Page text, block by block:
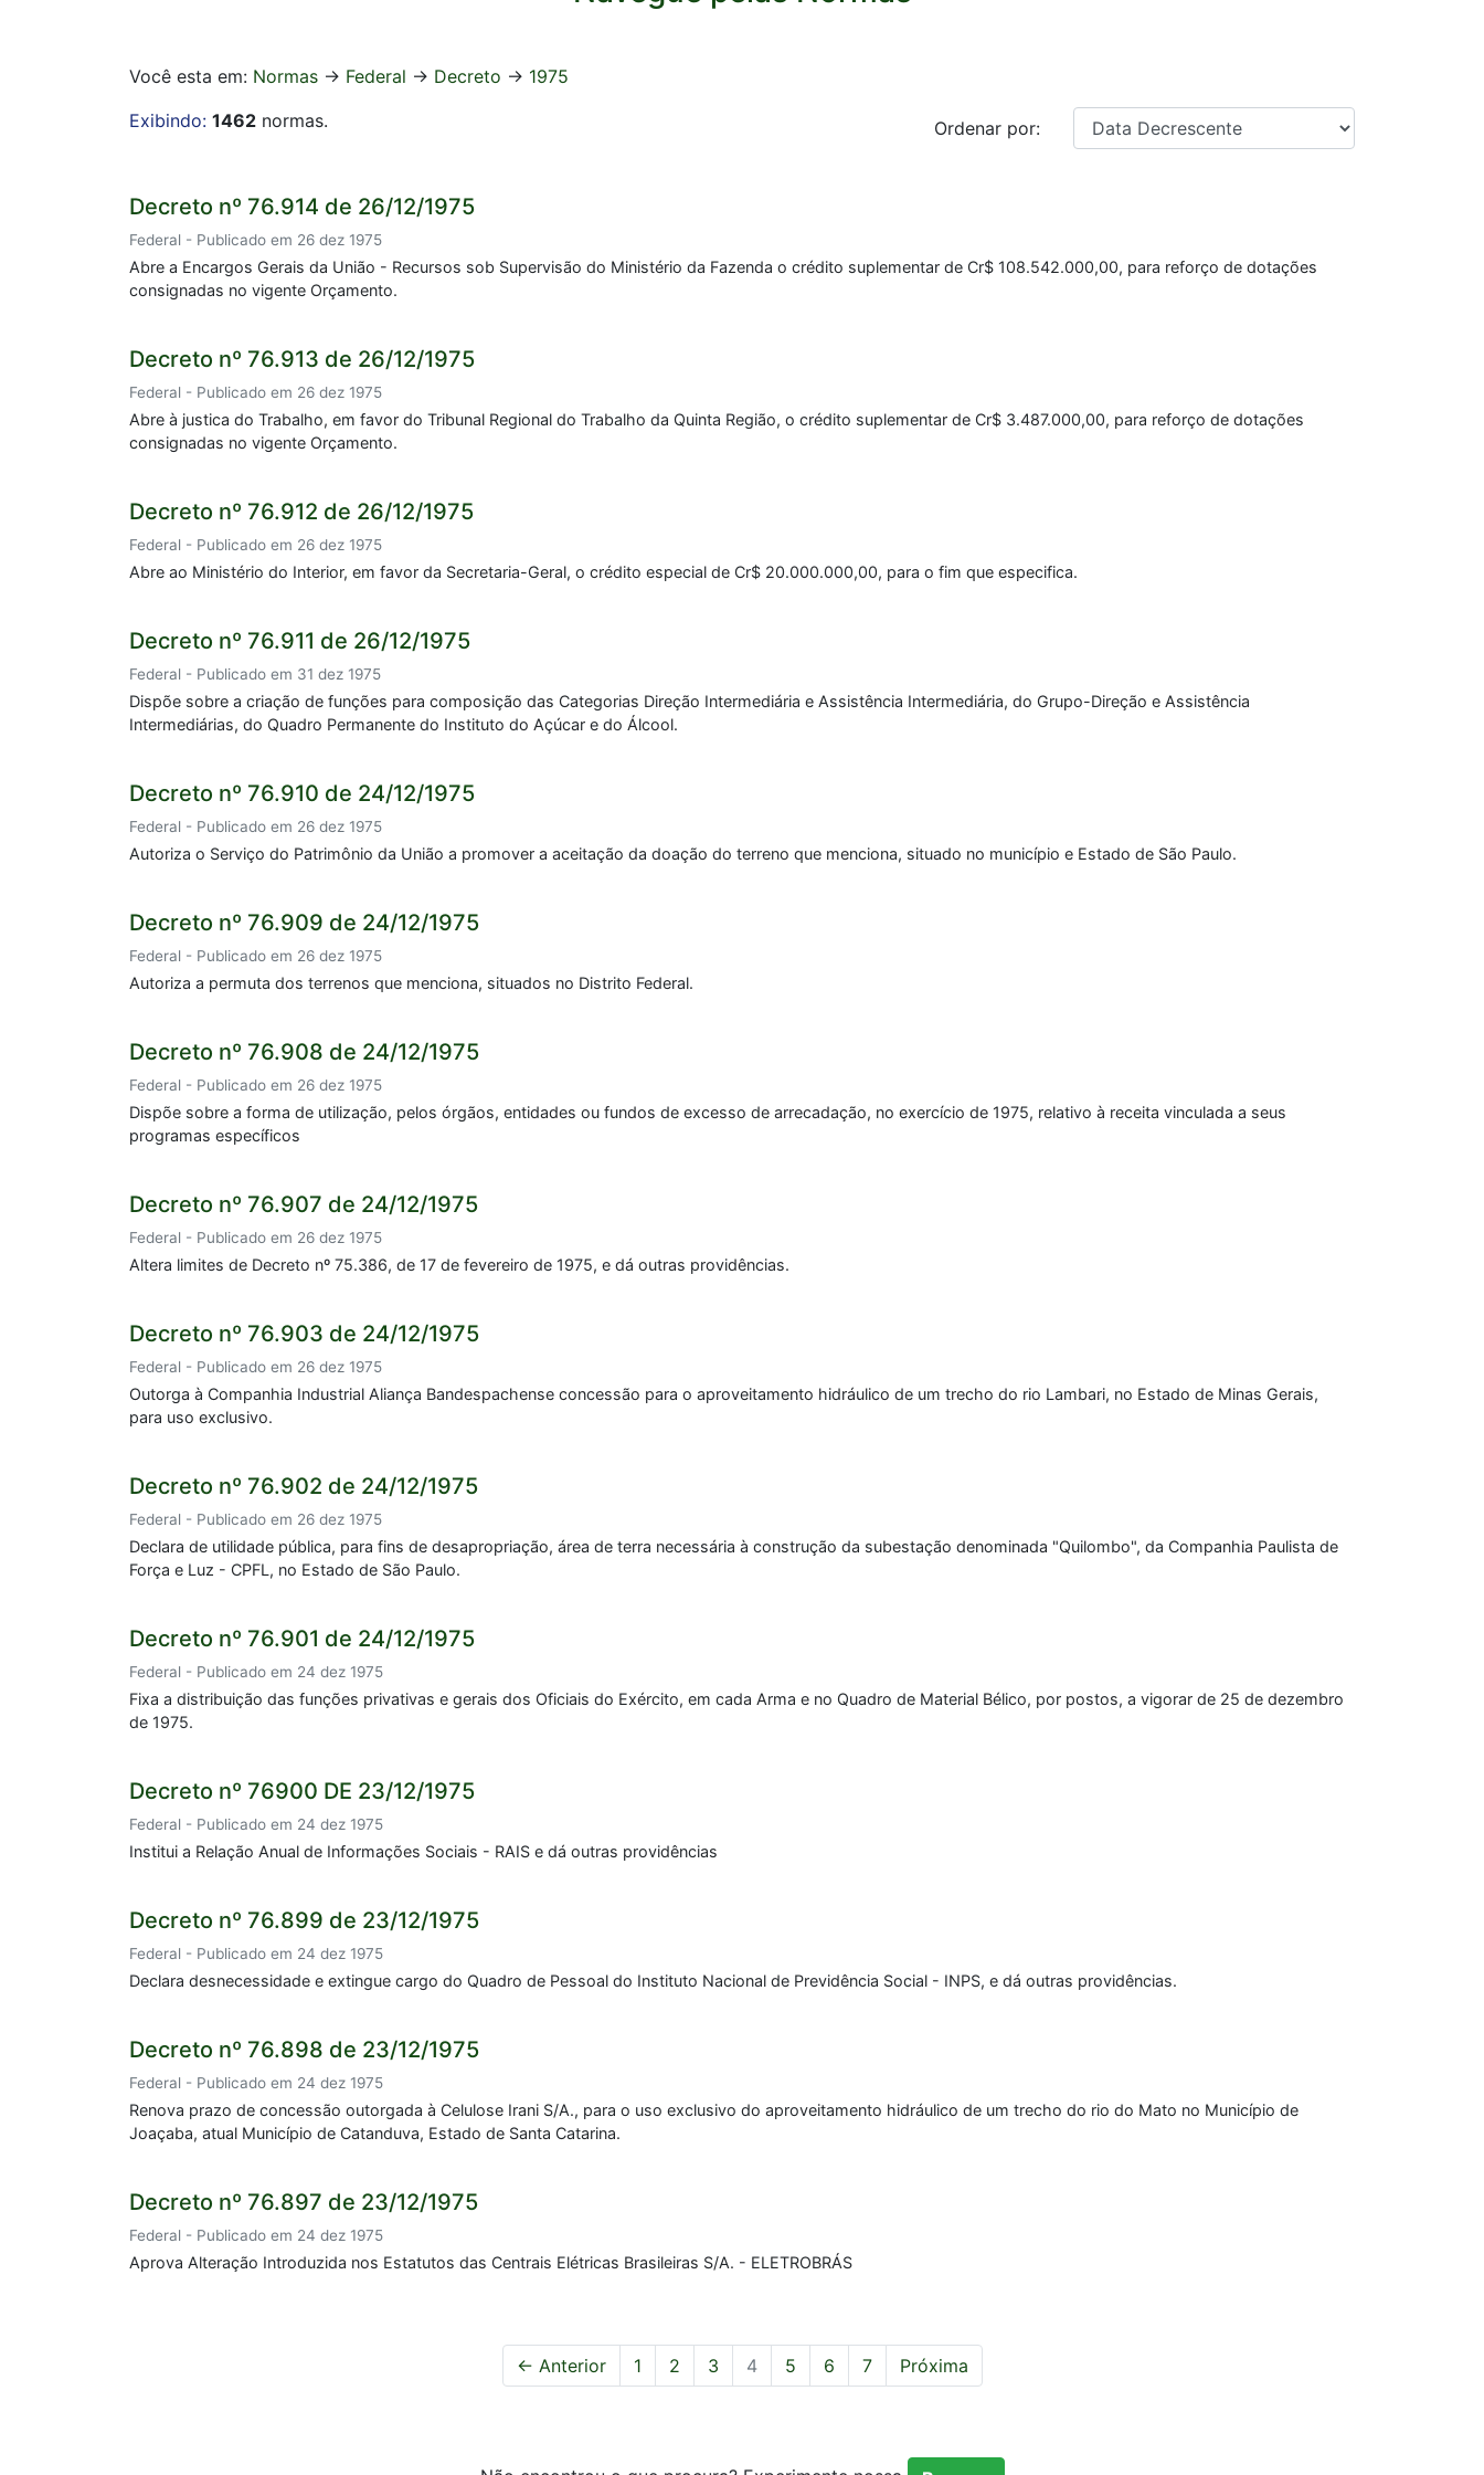
Você esta em: Normas -> Federal -> Decreto -> 1975
Exibindo: 1462 normas. Ordenar por:
Decreto nº 76.914 de 26/12/1975
Federal - Publicado em 26 dez 1975
Abre a Encargos Gerais da União - Recursos sob Supervisão do Ministério da Fazenda o crédito suplementar de Cr$ 108.542.000,00, para reforço de dotações
consignadas no vigente Orçamento.
Decreto nº 76.913 de 26/12/1975
Federal - Publicado em 26 dez 1975
Abre à justica do Trabalho, em favor do Tribunal Regional do Trabalho da Quinta Região, o crédito suplementar de Cr$ 3.487.000,00, para reforço de dotações
consignadas no vigente Orçamento.
Decreto nº 76.912 de 26/12/1975
Federal - Publicado em 26 dez 1975
Abre ao Ministério do Interior, em favor da Secretaria-Geral, o crédito especial de Cr$ 20.000.000,00, para o fim que especifica.
Decreto nº 76.911 de 26/12/1975
Federal - Publicado em 31 dez 1975
Dispõe sobre a criação de funções para composição das Categorias Direção Intermediária e Assistência Intermediária, do Grupo-Direção e Assistência
Intermediárias, do Quadro Permanente do Instituto do Açúcar e do Álcool.
Decreto nº 76.910 de 24/12/1975
Federal - Publicado em 26 dez 1975
Autoriza o Serviço do Patrimônio da União a promover a aceitação da doação do terreno que menciona, situado no município e Estado de São Paulo.
Decreto nº 76.909 de 24/12/1975
Federal - Publicado em 26 dez 1975
Autoriza a permuta dos terrenos que menciona, situados no Distrito Federal.
Decreto nº 76.908 de 24/12/1975
Federal - Publicado em 26 dez 1975
Dispõe sobre a forma de utilização, pelos órgãos, entidades ou fundos de excesso de arrecadação, no exercício de 1975, relativo à receita vinculada a seus
programas específicos
Decreto nº 76.907 de 24/12/1975
Federal - Publicado em 26 dez 1975
Altera limites de Decreto nº 75.386, de 17 de fevereiro de 1975, e dá outras providências.
Decreto nº 76.903 de 24/12/1975
Federal - Publicado em 26 dez 1975
Outorga à Companhia Industrial Aliança Bandespachense concessão para o aproveitamento hidráulico de um trecho do rio Lambari, no Estado de Minas Gerais,
para uso exclusivo.
Decreto nº 76.902 de 24/12/1975
Federal - Publicado em 26 dez 1975
Declara de utilidade pública, para fins de desapropriação, área de terra necessária à construção da subestação denominada "Quilombo", da Companhia Paulista de
Força e Luz - CPFL, no Estado de São Paulo.
Decreto nº 76.901 de 24/12/1975
Federal - Publicado em 24 dez 1975
Fixa a distribuição das funções privativas e gerais dos Oficiais do Exército, em cada Arma e no Quadro de Material Bélico, por postos, a vigorar de 25 de dezembro
de 1975.
Decreto nº 76900 DE 23/12/1975
Federal - Publicado em 24 dez 1975
Institui a Relação Anual de Informações Sociais - RAIS e dá outras providências
Decreto nº 76.899 de 23/12/1975
Federal - Publicado em 24 dez 1975
Declara desnecessidade e extingue cargo do Quadro de Pessoal do Instituto Nacional de Previdência Social - INPS, e dá outras providências.
Decreto nº 76.898 de 23/12/1975
Federal - Publicado em 24 dez 1975
Renova prazo de concessão outorgada à Celulose Irani S/A., para o uso exclusivo do aproveitamento hidráulico de um trecho do rio do Mato no Município de
Joaçaba, atual Município de Catanduva, Estado de Santa Catarina.
Decreto nº 76.897 de 23/12/1975
Federal - Publicado em 24 dez 1975
Aprova Alteração Introduzida nos Estatutos das Centrais Elétricas Brasileiras S/A. - ELETROBRÁS
← Anterior 1 2 3 4 5 6 7 Próxima